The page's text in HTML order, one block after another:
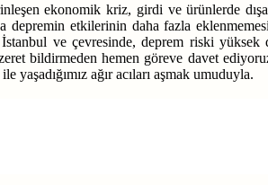
ekonomik kriz, girdi ve ürünlerde
etkilerinin daha fazla
ve çevresinde, deprem riski yüksek
bildirmeden hemen göreve davet
ağır acıları aşmak umuduyla.